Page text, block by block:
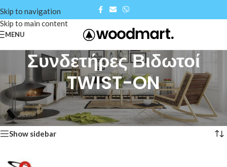
Skip to navigation
Skip to main content
MENU
Συνδετήρες Βιδωτοί
TWIST-ON
Αρχική σελίδα/ Shop/Συνδετήρες Βιδωτοί TWIST-ON
Βλέπετε 1–12 από 31 αποτελέσματα
Show sidebar